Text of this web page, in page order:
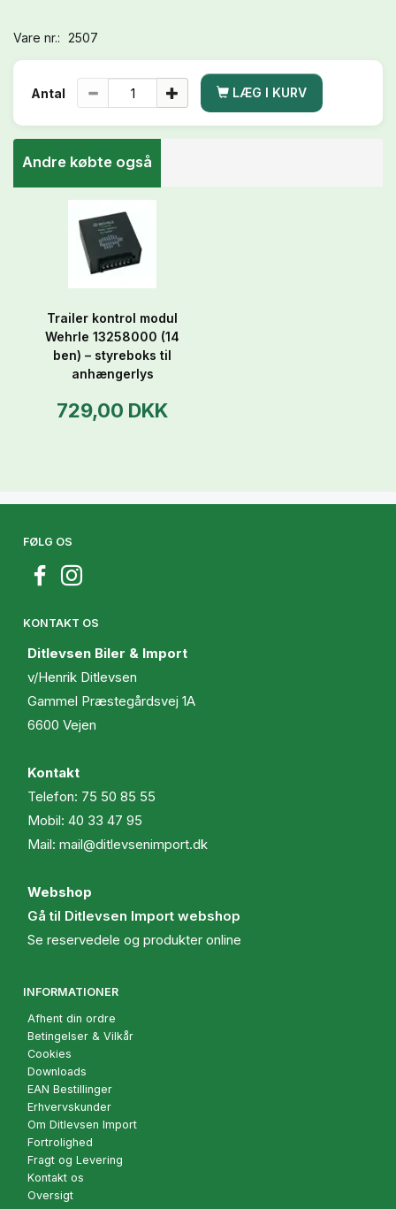
Vare nr.: 2507
Antal LÆG I KURV
Andre købte også
Trailer kontrol modul
Wehrle 13258000 (14
ben) – styreboks til
anhængerlys
729,00 DKK
FØLG OS
KONTAKT OS
Ditlevsen Biler & Import
v/Henrik Ditlevsen
Gammel Præstegårdsvej 1A
6600 Vejen
Kontakt
Telefon: 75 50 85 55
Mobil: 40 33 47 95
Mail: mail@ditlevsenimport.dk
Webshop
Gå til Ditlevsen Import webshop
Se reservedele og produkter online
INFORMATIONER
Afhent din ordre
Betingelser & Vilkår
Cookies
Downloads
EAN Bestillinger
Erhvervskunder
Om Ditlevsen Import
Fortrolighed
Fragt og Levering
Kontakt os
Oversigt